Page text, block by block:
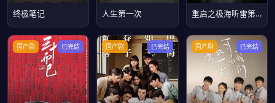
终极笔记 人生第一次 重启之极海听雷第二季
国产剧 已完结 国产剧 已完结 国产剧 已完结